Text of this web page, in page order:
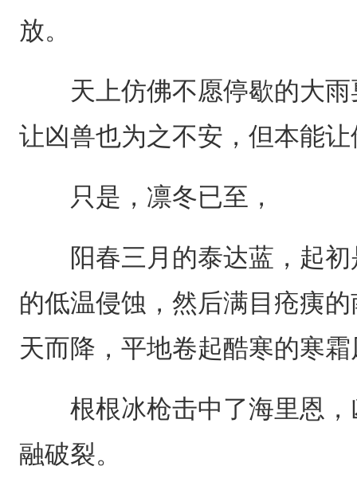
放。
天上仿佛不愿停歇的大雨
让凶兽也为之不安，但本能
只是，凛冬已至，
阳春三月的泰达蓝，起初
的低温侵蚀，然后满目疮痍
天而降，平地卷起酷寒的寒
根根冰枪击中了海里恩，
融破裂。